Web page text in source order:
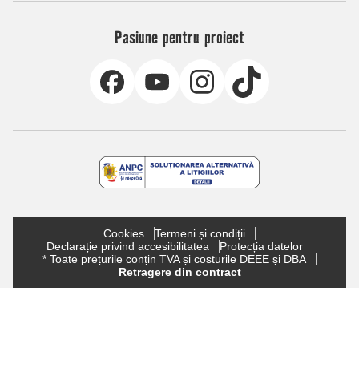
Pasiune pentru proiect
Cookies
Termeni și condiții
Declarație privind accesibilitatea
Protecția datelor
* Toate prețurile conțin TVA și costurile DEEE și DBA
Retragere din contract